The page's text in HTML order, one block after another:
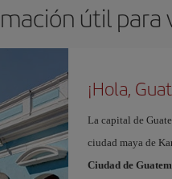
útil para
¡Hola,
La capital de
ciudad maya de
Ciudad de